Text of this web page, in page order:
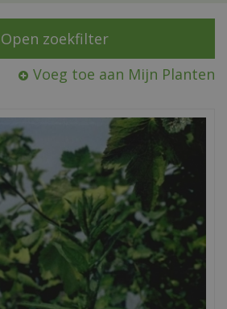
zoekfilter
Voeg toe aan Mijn Planten